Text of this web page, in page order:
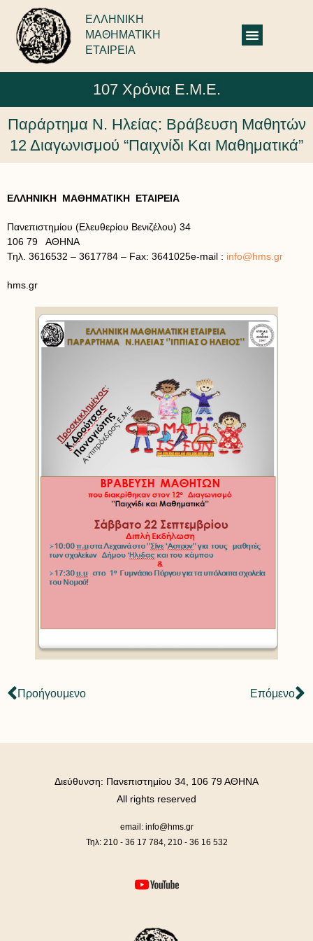
ΕΛΛΗΝΙΚΗ
ΜΑΘΗΜΑΤΙΚΗ
ΕΤΑΙΡΕΙΑ
107 Χρόνια Ε.Μ.Ε.
Παράρτημα Ν. Ηλείας: Βράβευση Μαθητών
12 Διαγωνισμού “Παιχνίδι Και Μαθηματικά”
ΕΛΛΗΝΙΚΗ ΜΑΘΗΜΑΤΙΚΗ ΕΤΑΙΡΕΙΑ
Πανεπιστημίου (Ελευθερίου Βενιζέλου) 34
106 79 ΑΘΗΝΑ
Τηλ. 3616532 – 3617784 – Fax: 3641025e-mail : info@hms.gr
hms.gr
Προήγουμενο Επόμενο
email: info@hms.gr
Τηλ: 210 - 36 17 784, 210 - 36 16 532
Διεύθυνση: Πανεπιστημίου 34, 106 79 ΑΘΗΝΑ
All rights reserved